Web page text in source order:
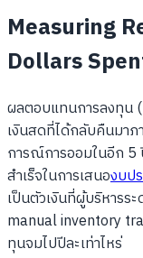
Measuring
Dollars
ผลตอบแทนการลงทุน
เงินสดที่ได้กลับคืนมาภ
การณ์การออมในอีก 5
สำเร็จในการเสนองบป
เป็นตัวเงินที่ผู้บริหารร
manual inventory
ทุนจมไปปีละเท่าไหร่